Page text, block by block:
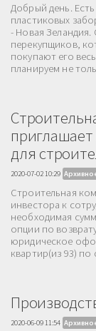
Добрый день.
пластиковых
- Новая Зеландия.
перекупщиков,
покупают его
планируем не
для
2020-07-02 10:29
Строительная
инвестора к
необходимая
опции по
юридическое
квартир(из 93) по
2020-06-09 11:54